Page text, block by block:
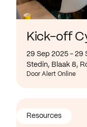
Kick-off
29 Sep 2025 - 29
Stedin, Blaak 8,
Door Alert Online
Resources